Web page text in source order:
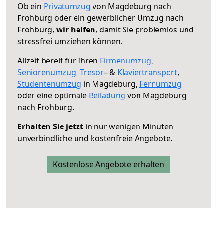
Ob ein Privatumzug von Magdeburg nach
Frohburg oder ein gewerblicher Umzug nach
Frohburg, wir helfen, damit Sie problemlos und
stressfrei umziehen können.
Allzeit bereit für Ihren Firmenumzug,
Seniorenumzug, Tresor– & Klaviertransport,
Studentenumzug in Magdeburg, Fernumzug
oder eine optimale Beiladung von Magdeburg
nach Frohburg.
Erhalten Sie jetzt in nur wenigen Minuten
unverbindliche und kostenfreie Angebote.
Kostenlose Angebote erhalten